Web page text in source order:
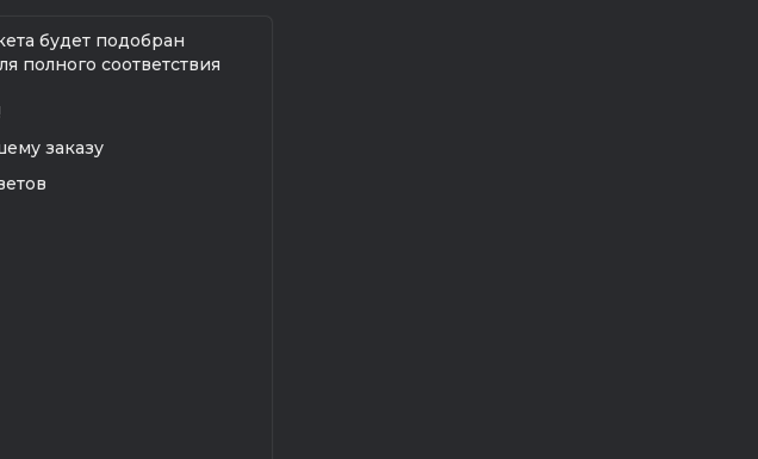
будет подобран
полного соответствия
заказу